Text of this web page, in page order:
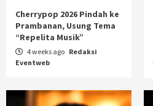
Cherrypop 2026 Pindah ke
Prambanan, Usung Tema
“Repelita Musik”
4 weeks ago Redaksi
Eventweb